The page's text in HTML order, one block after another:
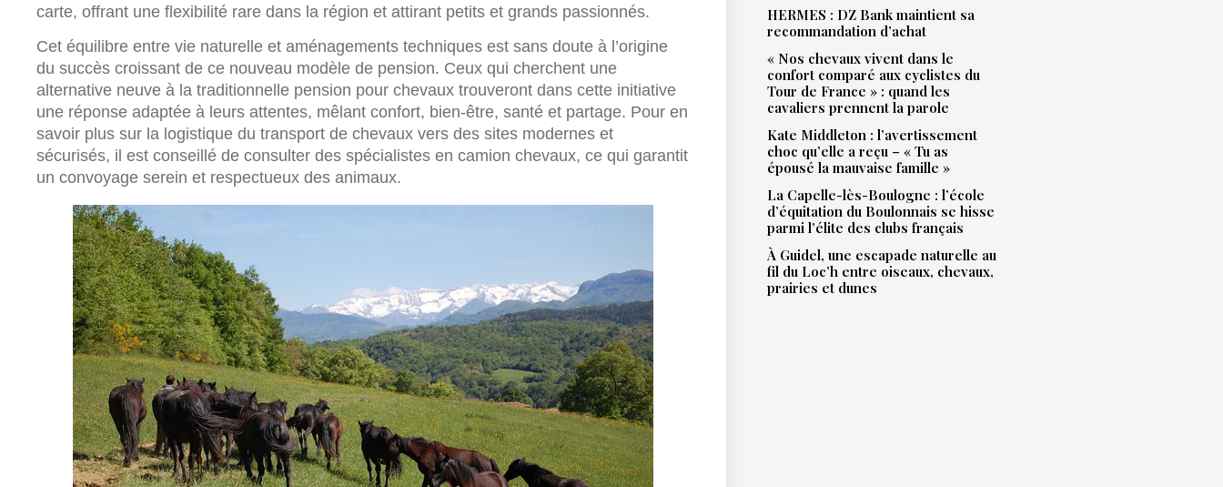
carte, offrant une flexibilité rare dans la région et attirant petits et grands passionnés.
Cet équilibre entre vie naturelle et aménagements techniques est sans doute à l’origine
du succès croissant de ce nouveau modèle de pension. Ceux qui cherchent une
alternative neuve à la traditionnelle pension pour chevaux trouveront dans cette initiative
une réponse adaptée à leurs attentes, mêlant confort, bien-être, santé et partage. Pour en
savoir plus sur la logistique du transport de chevaux vers des sites modernes et
sécurisés, il est conseillé de consulter des spécialistes en camion chevaux, ce qui garantit
un convoyage serein et respectueux des animaux.
HERMES : DZ Bank maintient sa
recommandation d’achat
« Nos chevaux vivent dans le
confort comparé aux cyclistes du
Tour de France » : quand les
cavaliers prennent la parole
Kate Middleton : l’avertissement
choc qu’elle a reçu – « Tu as
épousé la mauvaise famille »
La Capelle-lès-Boulogne : l’école
d’équitation du Boulonnais se hisse
parmi l’élite des clubs français
À Guidel, une escapade naturelle au
fil du Loc’h entre oiseaux, chevaux,
prairies et dunes